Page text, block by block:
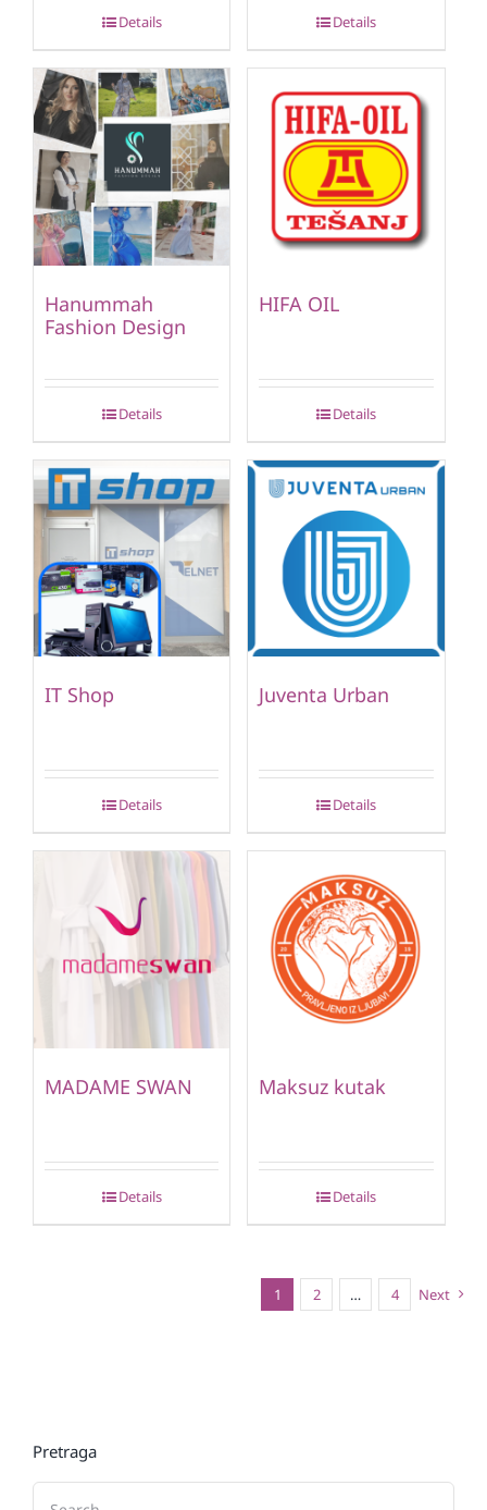
Details Details
Hanummah
Fashion Design
Details
HIFA OIL
Details
IT Shop
Details
Juventa Urban
Details
MADAME SWAN
Details
Maksuz kutak
Details
1 2 … 4 Next
Pretraga